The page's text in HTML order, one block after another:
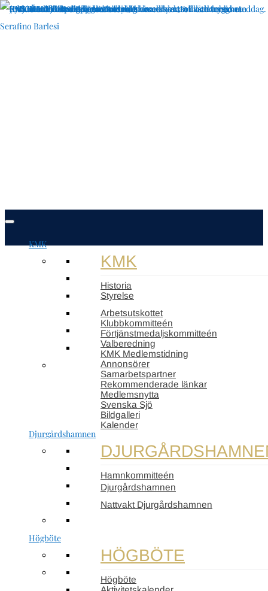
KMK
KMK
Historia
Styrelse
Arbetsutskottet
Klubbkommitteén
Förtjänstmedaljskommitteén
Valberedning
KMK Medlemstidning
Annonsörer
Samarbetspartner
Rekommenderade länkar
Medlemsnytta
Svenska Sjö
Bildgalleri
Kalender
Djurgårdshamnen
Hamnkommitteén
Djurgårdshamnen
Nattvakt Djurgårdshamnen
Högböte
HÖGBÖTE
Högböte